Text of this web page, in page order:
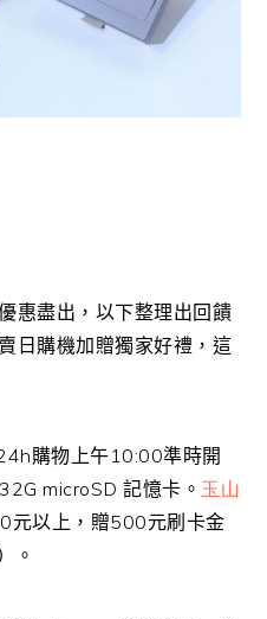
惠盡出，以下整理出回饋
日購機加贈獨家好禮，這
購物上午10:00準時開
microSD記憶卡。 玉山
元以上，贈500元刷卡金
。